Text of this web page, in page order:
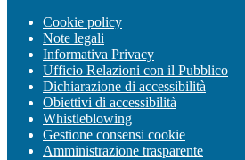
Cookie policy
Note legali
Informativa Privacy
Ufficio Relazioni con il Pubblico
Dichiarazione di accessibilità
Obiettivi di accessibilità
Whistleblowing
Gestione consensi cookie
Amministrazione trasparente